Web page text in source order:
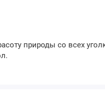
природы со всех